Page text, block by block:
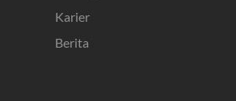
Karier
Berita